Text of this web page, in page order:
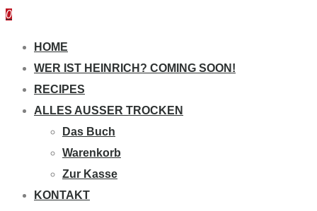
0
HOME
WER IST HEINRICH? COMING SOON!
RECIPES
ALLES AUSSER TROCKEN
Das Buch
Warenkorb
Zur Kasse
KONTAKT